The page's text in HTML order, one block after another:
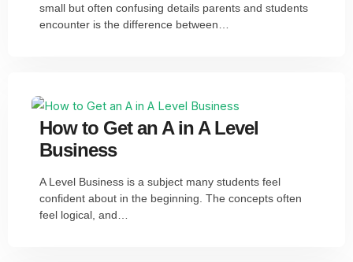
small but often confusing details parents and students
encounter is the difference between…
How to Get an A in A Level
Business
A Level Business is a subject many students feel
confident about in the beginning. The concepts often
feel logical, and…